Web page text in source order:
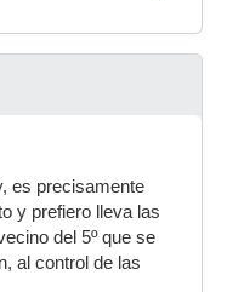
es precisamente
y prefiero lleva las
del 5º que se
al control de las